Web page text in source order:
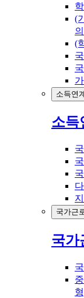
(
(
소득연
소득
국가근
국가